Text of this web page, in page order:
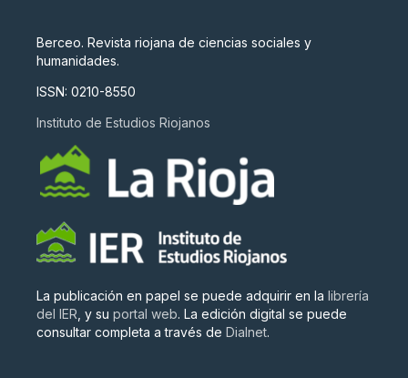
Berceo. Revista riojana de ciencias sociales y
humanidades.
ISSN: 0210-8550
Instituto de Estudios Riojanos
La publicación en papel se puede adquirir en la librería
del IER , y su portal web. La edición digital se puede
consultar completa a través de Dialnet.